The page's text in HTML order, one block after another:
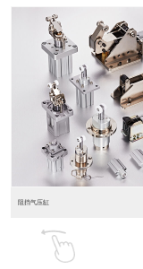
松下人机界面DP10...